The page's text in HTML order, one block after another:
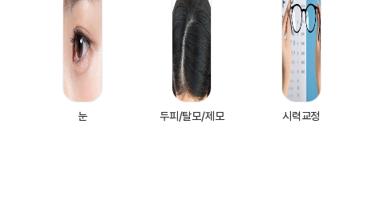
눈 두피/탈모/제모 시력교정